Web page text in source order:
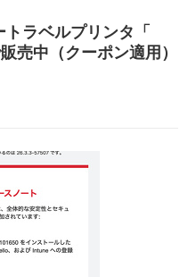
トラベルプリンタ「
売中（クーポン適用）